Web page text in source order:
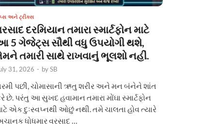
અને ટ્રીક્સ
દરમિયાન તમારા સ્માર્ટફોન માટે
5 ગેજેટ્સ સૌથી વધુ ઉપયોગી થશે,
તમારી સાથે રાખવાનું ભૂલશો નહીં.
31, 2026 - bySB
પછી, ચોમાસાની ઋતુ શરીર અને મન બંનેને શાંત
છે. પરંતુ આ સુખદ હવામાન તમારા મોંઘા સ્માર્ટફોન
એક દુઃસ્વપ્નથી ઓછું નથી. તમે ચાલતા હોવ ત્યારે
ધોધમાર વરસાદ …